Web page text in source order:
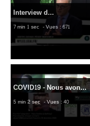
Interview d...
7 min 1 sec - Vues : 671
COVID19 - Nous avon...
5 min 2 sec - Vues : 40